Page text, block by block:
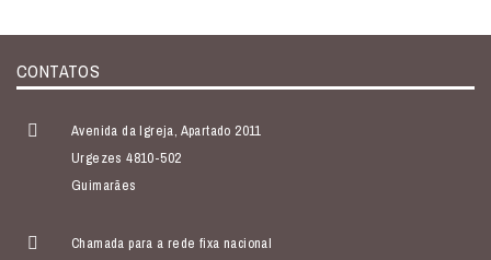
CONTATOS
Avenida da Igreja, Apartado 2011
Urgezes 4810-502
Guimarães
Chamada para a rede fixa nacional